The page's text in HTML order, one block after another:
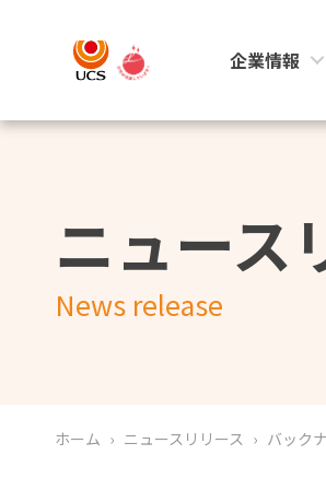
企業情報
ニュース
News release
ホーム ニュースリリース バック